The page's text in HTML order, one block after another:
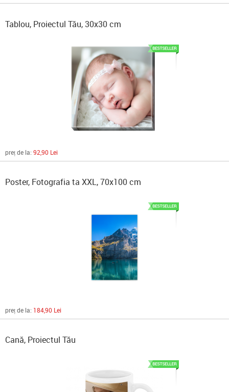
Tablou, Proiectul Tău, 30x30 cm
preț de la: 92,90 Lei
Poster, Fotografia ta XXL, 70x100 cm
preț de la: 184,90 Lei
Cană, Proiectul Tău